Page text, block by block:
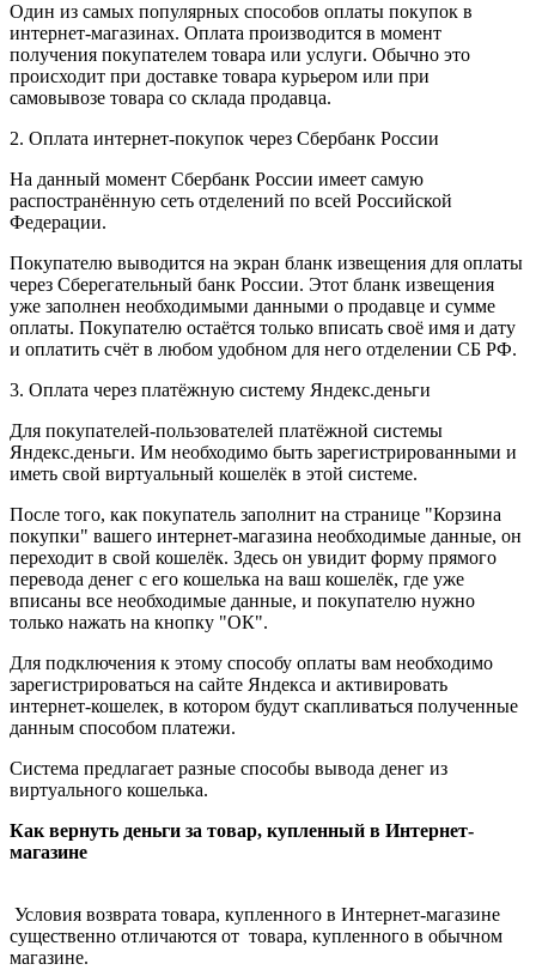
Один из самых популярных способов оплаты покупок в
интернет-магазинах. Оплата производится в момент
получения покупателем товара или услуги. Обычно это
происходит при доставке товара курьером или при
самовывозе товара со склада продавца.
2. Оплата интернет-покупок через Сбербанк России
На данный момент Сбербанк России имеет самую
распостранённую сеть отделений по всей Российской
Федерации.
Покупателю выводится на экран бланк извещения для оплаты
через Сберегательный банк России. Этот бланк извещения
уже заполнен необходимыми данными о продавце и сумме
оплаты. Покупателю остаётся только вписать своё имя и дату
и оплатить счёт в любом удобном для него отделении СБ РФ.
3. Оплата через платёжную систему Яндекс.деньги
Для покупателей-пользователей платёжной системы
Яндекс.деньги. Им необходимо быть зарегистрированными и
иметь свой виртуальный кошелёк в этой системе.
После того, как покупатель заполнит на странице "Корзина
покупки" вашего интернет-магазина необходимые данные, он
переходит в свой кошелёк. Здесь он увидит форму прямого
перевода денег с его кошелька на ваш кошелёк, где уже
вписаны все необходимые данные, и покупателю нужно
только нажать на кнопку "ОК".
Для подключения к этому способу оплаты вам необходимо
зарегистрироваться на сайте Яндекса и активировать
интернет-кошелек, в котором будут скапливаться полученные
данным способом платежи.
Система предлагает разные способы вывода денег из
виртуального кошелька.
Как вернуть деньги за товар, купленный в Интернет-
магазине
Условия возврата товара, купленного в Интернет-магазине
существенно отличаются от товара, купленного в обычном
магазине.